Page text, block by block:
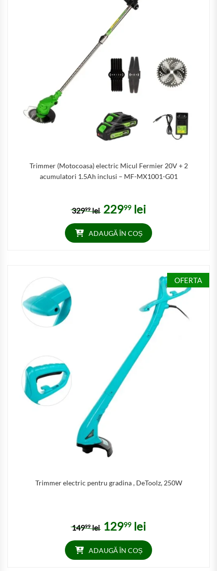
Trimmer (Motocoasa) electric Micul Fermier 20V + 2
acumulatori 1.5Ah inclusi – MF-MX1001-G01
32999 lei Prețul inițial a fost: 32999 lei.
22999 lei
ADAUGĂ ÎN COȘ
OFERTA
Trimmer electric pentru gradina , DeToolz, 250W
14999 lei Prețul inițial a fost: 14999 lei.
12999 lei
ADAUGĂ ÎN COȘ